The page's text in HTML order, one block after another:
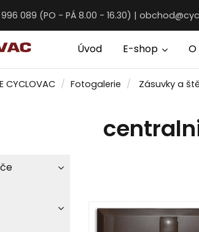
089 (PO - PÁ 8.00 - 16.30) |
Úvod E-shop
CYCLOVAC Fotogalerie Zásuvky a